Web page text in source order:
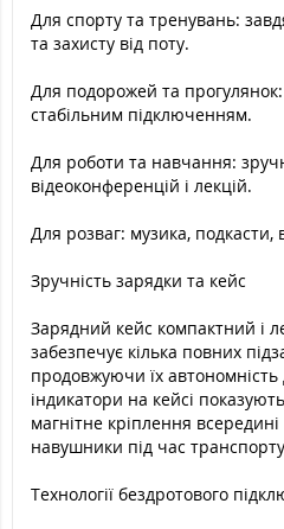
Для спорту та тренувань:
та захисту від поту.
Для подорожей та прогулянок:
стабільним підключенням.
Для роботи та навчання:
відеоконференцій і лекцій.
Для розваг: музика, подкасти,
Зручність зарядки та кейс
Зарядний кейс компактний і
забезпечує кілька повних
продовжуючи їх автономність
індикатори на кейсі
магнітне кріплення всередині
навушники під час
Технології бездротового